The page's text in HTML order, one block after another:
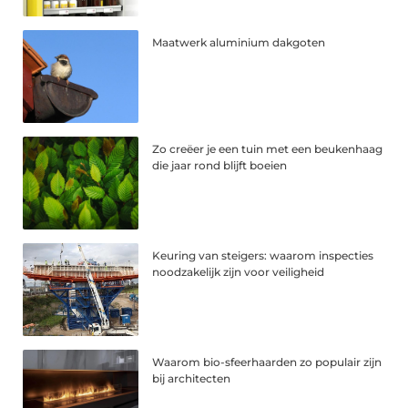
Maatwerk aluminium dakgoten
Zo creëer je een tuin met een beukenhaag
die jaar rond blijft boeien
Keuring van steigers: waarom inspecties
noodzakelijk zijn voor veiligheid
Waarom bio-sfeerhaarden zo populair zijn
bij architecten